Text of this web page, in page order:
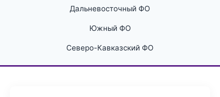
Дальневосточный ФО
Южный ФО
Северо-Кавказский ФО